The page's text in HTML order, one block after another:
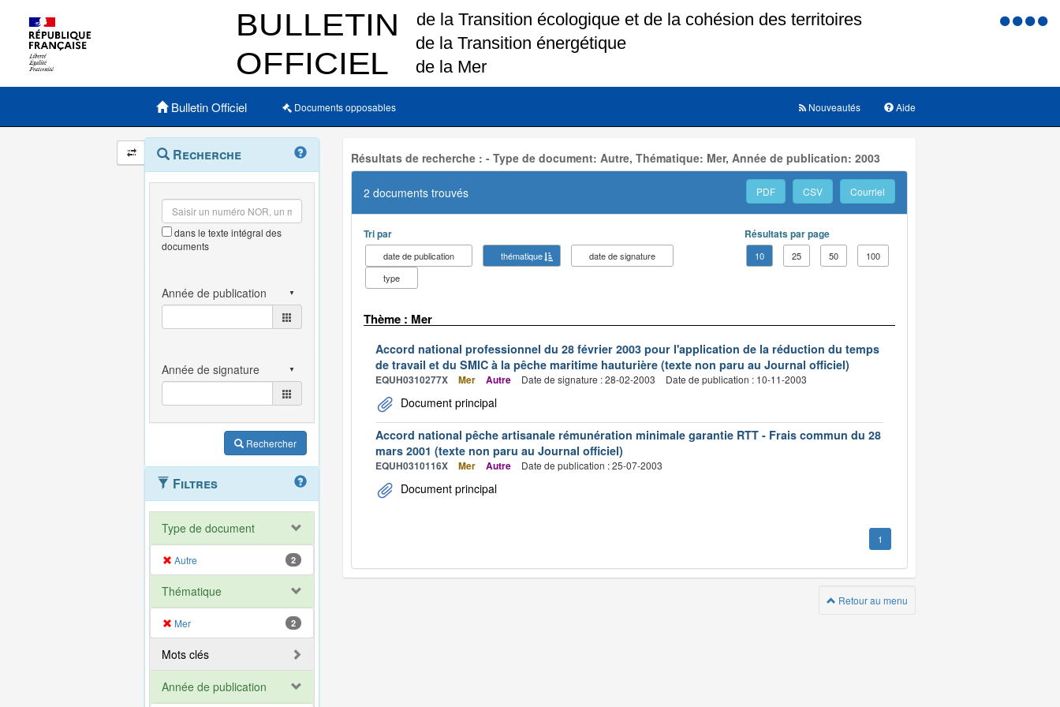
Menu
Menu principal
Bulletin Officiel Documents opposables Aide
Nouveautés
Navigation
et
outils
annexes
Menu
contextuel
Recherche
dans le texte intégral des
documents
Rechercher
Filtres
Type de document
Autre 2
Thématique
Mer 2
Mots clés
Année de publication
Résultats de recherche : - Type de document: Autre, Thématique: Mer, Année de publication: 2003
2 documents trouvés PDF CSV Courriel
Tri par
date de publication thématique
date de signature
type
Résultats par page
10 25 50 100
Thème : Mer
Accord national professionnel du 28 février 2003 pour l'application de la réduction du temps
de travail et du SMIC à la pêche maritime hauturière (texte non paru au Journal officiel)
EQUH0310277X Mer Autre Date de signature : 28-02-2003 Date de publication : 10-11-2003
Document principal
Accord national pêche artisanale rémunération minimale garantie RTT - Frais commun du 28
mars 2001 (texte non paru au Journal officiel)
EQUH0310116X Mer Autre Date de publication : 25-07-2003
Document principal
1
Retour au menu